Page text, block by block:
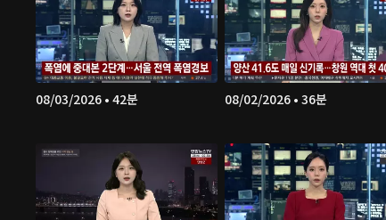
08/03/2026 • 42분 08/02/2026 • 36분